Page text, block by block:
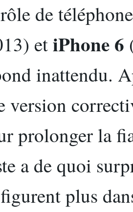
de
etiPhone 6
inattendu.
version
prolonger la
a de quoi
plus